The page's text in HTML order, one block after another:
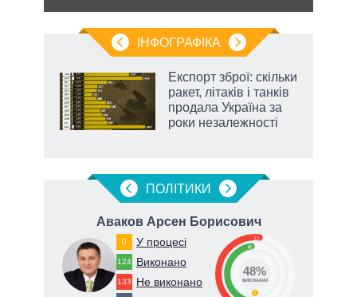
ІНФОГРАФІКА
Експорт зброї: скільки
ракет, літаків і танків
продала Україна за
роки незалежності
ПОЛIТИКИ
Аваков Арсен Борисович
0 У процесі
124 Виконано
133 Не виконано
52
48
0
48%
виконано